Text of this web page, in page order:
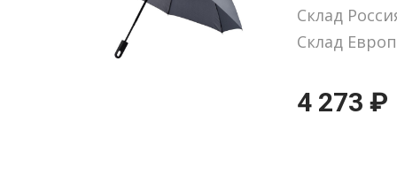
Склад
Склад
4 273 ₽